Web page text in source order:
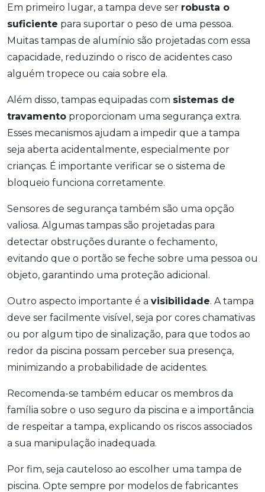
Em primeiro lugar, a tampa deve ser robusta o
suficiente para suportar o peso de uma pessoa.
Muitas tampas de alumínio são projetadas com essa
capacidade, reduzindo o risco de acidentes caso
alguém tropece ou caia sobre ela.
Além disso, tampas equipadas com sistemas de
travamento proporcionam uma segurança extra.
Esses mecanismos ajudam a impedir que a tampa
seja aberta acidentalmente, especialmente por
crianças. É importante verificar se o sistema de
bloqueio funciona corretamente.
Sensores de segurança também são uma opção
valiosa. Algumas tampas são projetadas para
detectar obstruções durante o fechamento,
evitando que o portão se feche sobre uma pessoa ou
objeto, garantindo uma proteção adicional.
Outro aspecto importante é a visibilidade. A tampa
deve ser facilmente visível, seja por cores chamativas
ou por algum tipo de sinalização, para que todos ao
redor da piscina possam perceber sua presença,
minimizando a probabilidade de acidentes.
Recomenda-se também educar os membros da
família sobre o uso seguro da piscina e a importância
de respeitar a tampa, explicando os riscos associados
a sua manipulação inadequada.
Por fim, seja cauteloso ao escolher uma tampa de
piscina. Opte sempre por modelos de fabricantes